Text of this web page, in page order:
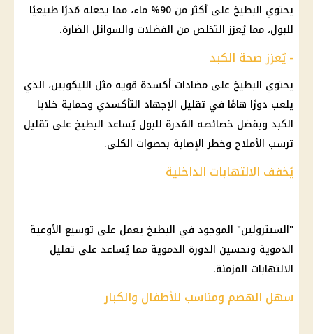
يحتوي البطيخ على أكثر من 90% ماء، مما يجعله مُدرًا طبيعيًا
للبول، مما يُعزز التخلص من الفضلات والسوائل الضارة.
- يُعزز صحة الكبد
يحتوي البطيخ على مضادات أكسدة قوية مثل الليكوبين، الذي
يلعب دورًا هامًا في تقليل الإجهاد التأكسدي وحماية خلايا
الكبد وبفضل خصائصه المُدرة للبول يُساعد البطيخ على تقليل
ترسب الأملاح وخطر الإصابة بحصوات الكلى.
يُخفف الالتهابات الداخلية
"السيترولين" الموجود في البطيخ يعمل على توسيع الأوعية
الدموية وتحسين الدورة الدموية مما يُساعد على تقليل
الالتهابات المزمنة.
سهل الهضم ومناسب للأطفال والكبار